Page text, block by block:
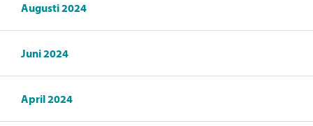
Augusti 2024
Juni 2024
April 2024